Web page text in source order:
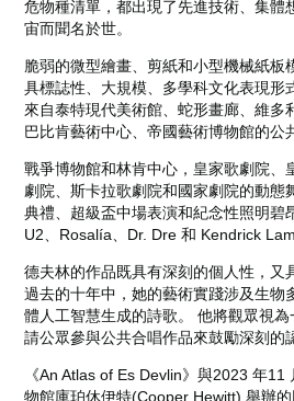
危物種清單，都出現了先進技術、集體
宙而聞名於世。
脆弱的微型繪畫、剪紙和小型機械紙板
具標誌性、大規模、多學科文化表現形
來自泰特現代美術館、蛇形畫廊、維多
巴比肯藝術中心、帝國藝術博物館的公
戰爭博物館和林肯中心，皇家歌劇院、
劇院、斯卡拉歌劇院和國家劇院的動態
典禮、超級盃中場表演和紀念性照明碧
U2、Rosalía、Dr. Dre 和 Kendrick
德夫林的作品既具有深刻的個人性，又
過去的十年中，她的藝術實踐涉及生物
體人工智慧生成的詩歌。 他將觀眾視
請公眾參與公共合唱作品來鼓勵深刻的
《An Atlas of Es Devlin》與2023 年
物館庫珀休伊特(Cooper Hewitt) 舉辦